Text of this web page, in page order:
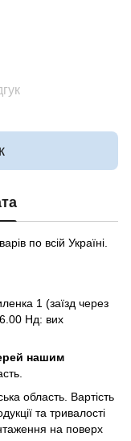
по всій Україні.
1 (заїзд через
Нд: вих
нашим
область. Вартість
та тривалості
на поверх